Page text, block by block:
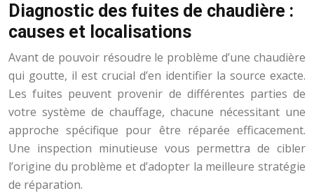
Diagnostic des fuites de chaudière :
causes et localisations
Avant de pouvoir résoudre le problème d’une chaudière
qui goutte, il est crucial d’en identifier la source exacte.
Les fuites peuvent provenir de différentes parties de
votre système de chauffage, chacune nécessitant une
approche spécifique pour être réparée efficacement.
Une inspection minutieuse vous permettra de cibler
l’origine du problème et d’adopter la meilleure stratégie
de réparation.